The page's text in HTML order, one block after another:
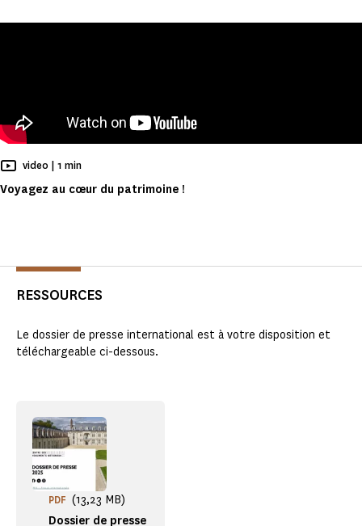
Voyagez au cœur du patrimoine !
video | Temps de Lecture
1 min
RESSOURCES
Le dossier de presse international est à votre disposition et
téléchargeable ci-dessous.
Dossier de presse
PDF (13,23 MB)